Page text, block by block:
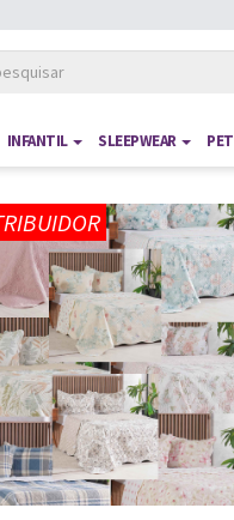
INFANTIL SLEEPWEAR PET